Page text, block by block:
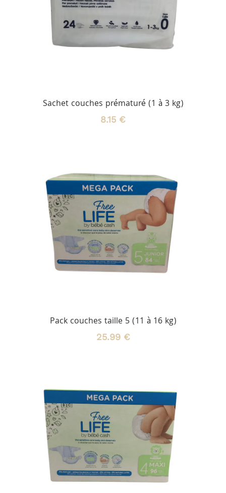
Sachet couches prématuré (1 à 3 kg)
8.15 €
Pack couches taille 5 (11 à 16 kg)
25.99 €